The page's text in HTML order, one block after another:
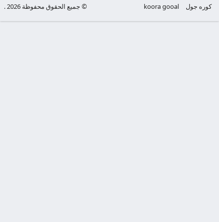
كوره جول koora gooal © جميع الحقوق محفوظة 2026 .